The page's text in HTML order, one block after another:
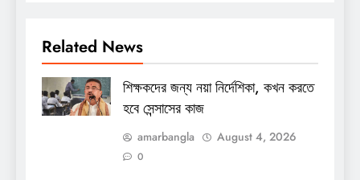
Related News
শিক্ষকদের জন্য নয়া নির্দেশিকা, কখন করতে
হবে সেন্সাসের কাজ
amarbangla August 4, 2026
0